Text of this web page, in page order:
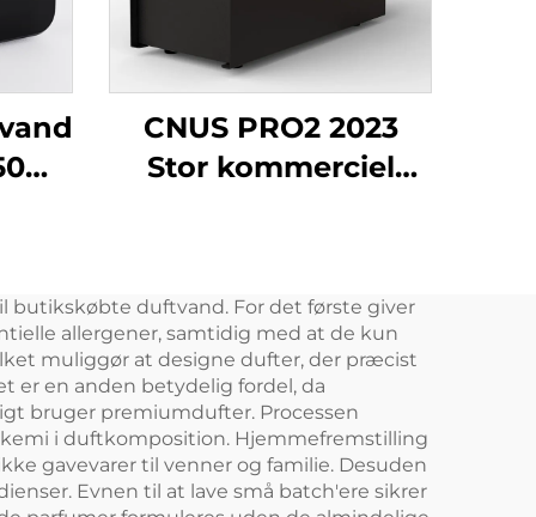
CNUS PRO2 2023
Stor kommerciel
luftfrisker Diffuser
Machine
butikskøbte duftvand. For det første giver
allergener, samtidig med at de kun
muliggør at designe dufter, der præcist
er en anden betydelig fordel, da
bruger premiumdufter. Processen
i duftkomposition. Hjemmefremstilling
gavevarer til venner og familie. Desuden
Evnen til at lave små batch'ere sikrer